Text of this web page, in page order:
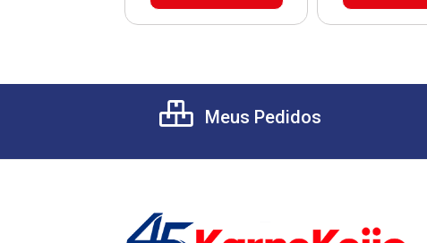
Meus Pedidos